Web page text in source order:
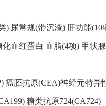
) 尿常规(带沉渣) 肝功能(10
化血红蛋白 血脂(4项) 甲状
癌胚抗原(CEA)神经元特异
糖类抗原724(CA724)